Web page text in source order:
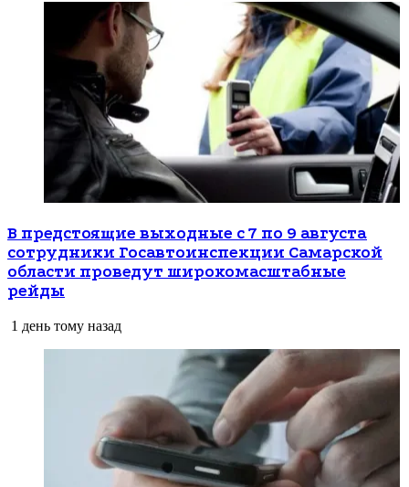
В предстоящие выходные с 7 по 9 августа
сотрудники Госавтоинспекции Самарской
области проведут широкомасштабные
рейды
1 день тому назад